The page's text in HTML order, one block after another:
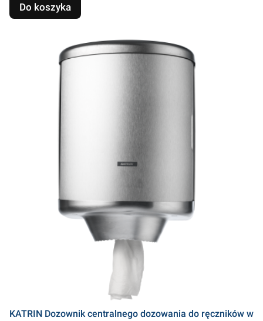
Do koszyka
KATRIN Dozownik centralnego dozowania do ręczników w